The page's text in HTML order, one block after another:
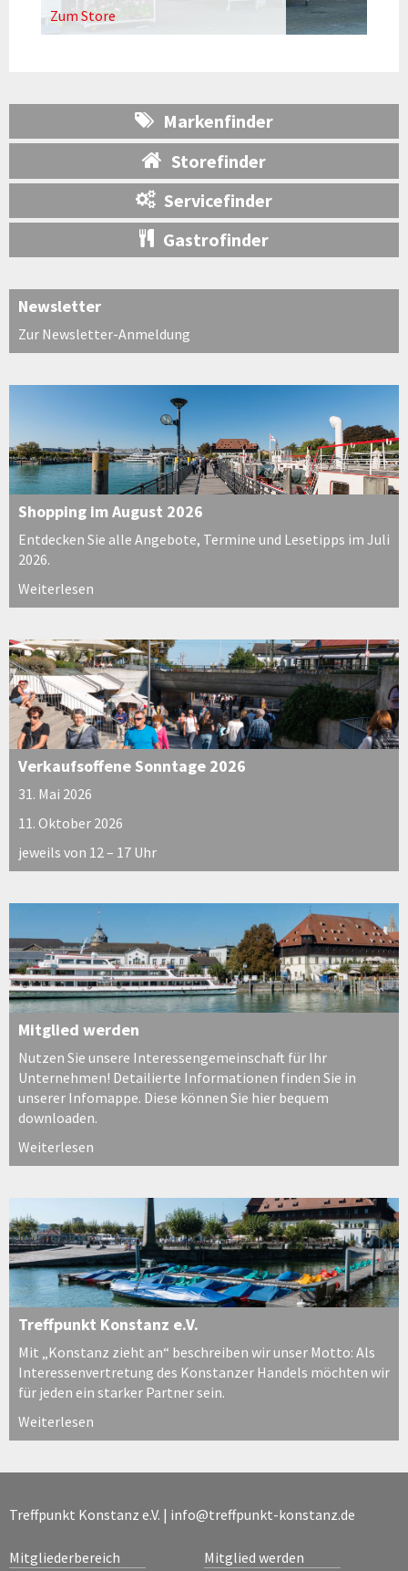
Zum Store
Markenfinder
Storefinder
Servicefinder
Gastrofinder
Newsletter
Zur Newsletter-Anmeldung
Shopping im August 2026
Entdecken Sie alle Angebote, Termine und Lesetipps im Juli
2026.
Weiterlesen
Verkaufsoffene Sonntage 2026
31. Mai 2026
11. Oktober 2026
jeweils von 12 – 17 Uhr
Mitglied werden
Nutzen Sie unsere Interessengemeinschaft für Ihr
Unternehmen! Detailierte Informationen finden Sie in
unserer Infomappe. Diese können Sie hier bequem
downloaden.
Weiterlesen
Treffpunkt Konstanz e.V.
Mit „Konstanz zieht an“ beschreiben wir unser Motto: Als
Interessenvertretung des Konstanzer Handels möchten wir
für jeden ein starker Partner sein.
Weiterlesen
Treffpunkt Konstanz e.V. | info@treffpunkt-konstanz.de
Mitgliederbereich Mitglied werden